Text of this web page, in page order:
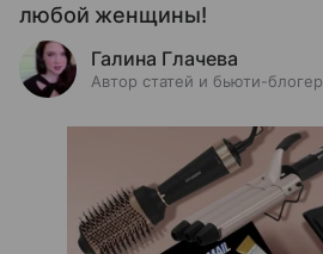
любой женщины!
Галина Глачева
Автор статей и бьюти-блогер